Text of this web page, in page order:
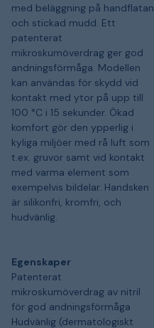
med beläggning på handflatan
och stickad mudd. Ett
patenterat
mikroskumöverdrag ger god
andningsförmåga. Modellen
kan användas för skydd vid
kontakt med ytor på upp till
100 °C i 15 sekunder. Ökad
komfort gör den ypperlig i
kyliga miljöer med rå luft som
t.ex. gruvor samt vid kontakt
med varma element som
exempelvis bildelar. Handsken
är silikonfri, kromfri, och
hudvänlig.
Egenskaper
Patenterat
mikroskumöverdrag av nitril
för god andningsförmåga
Hudvänlig (dermatologiskt